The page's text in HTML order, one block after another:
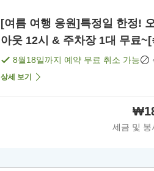
[여름 여행 응원]특정일 한정!
아웃 12시 & 주차장 1대 무료
8월18일까지 예약 무료 취소 가능
상세 보기
세금 및 봉